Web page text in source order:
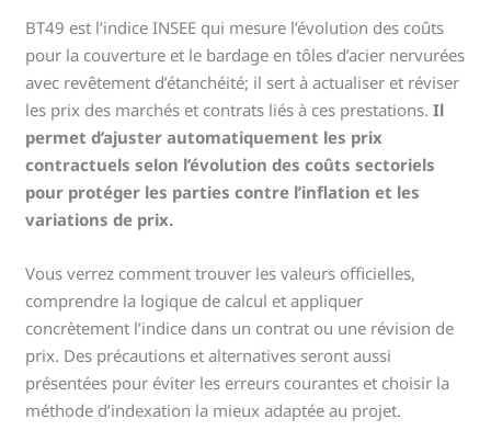
BT49 est l’indice INSEE qui mesure l’évolution des coûts
pour la couverture et le bardage en tôles d’acier nervurées
avec revêtement d’étanchéité; il sert à actualiser et réviser
les prix des marchés et contrats liés à ces prestations.Il
permet d’ajuster automatiquement les prix
contractuels selon l’évolution des coûts sectoriels
pour protéger les parties contre l’inflation et les
variations de prix.
Vous verrez comment trouver les valeurs officielles,
comprendre la logique de calcul et appliquer
concrètement l’indice dans un contrat ou une révision de
prix. Des précautions et alternatives seront aussi
présentées pour éviter les erreurs courantes et choisir la
méthode d’indexation la mieux adaptée au projet.